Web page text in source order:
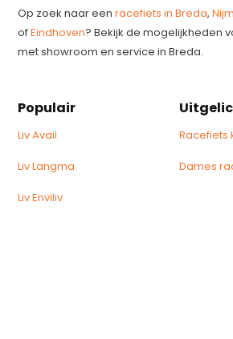
Op zoek naar eenracefiets in Breda,
ofEindhoven? Bekijk de mogelijkheden
met showroom en service in Breda.
Populair
Liv Avail
Liv Langma
Liv Enviliv
Racefiets
Dames